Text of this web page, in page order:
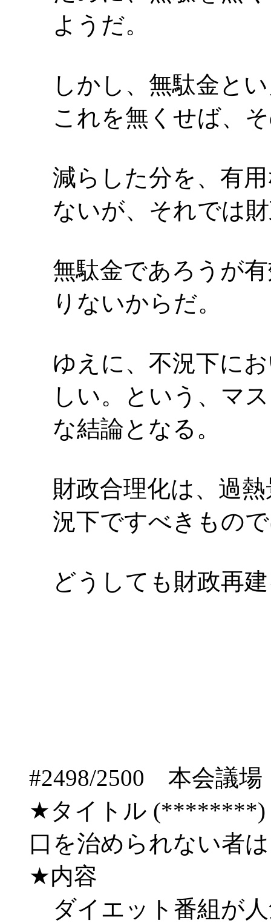
ようだ。
しかし、無駄金とい
これを無くせば、
減らした分を、有
ないが、それでは
無駄金であろうが有
りないからだ。
ゆえに、不況下に
しい。という、マ
な結論となる。
財政合理化は、過熱
況下ですべきもの
どうしても財政再
#2498/2500 本会議
★タイトル (********)
口を治められない者
★内容
ダイエット番組が